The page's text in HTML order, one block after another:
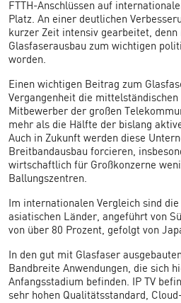
FTTH-Anschlüssen auf
Platz. An einer deutlichen
kurzer Zeit intensiv gearbeitet,
Glasfaserausbau zum wichtigen
worden.
Einen wichtigen Beitrag zum
Vergangenheit die
Mitbewerber der großen
mehr als die Hälfte der bislang
Auch in Zukunft werden diese
Breitbandausbau forcieren,
wirtschaftlich für Großkonzerne
Ballungszentren.
Im internationalen Vergleich sind
asiatischen Länder, angeführt von
von über 80 Prozent, gefolgt von
In den gut mit Glasfaser
Bandbreite Anwendungen, die sich
Anfangsstadium befinden. IP TV
sehr hohen Qualitätsstandard,